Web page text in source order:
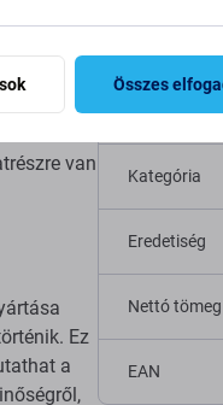
van
Ez
a
Eszköz
Kategória
Eredetiség
Nettó
EAN
Összes